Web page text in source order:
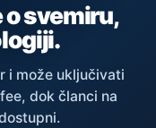
o svemiru,
i može uključivati
dok članci na